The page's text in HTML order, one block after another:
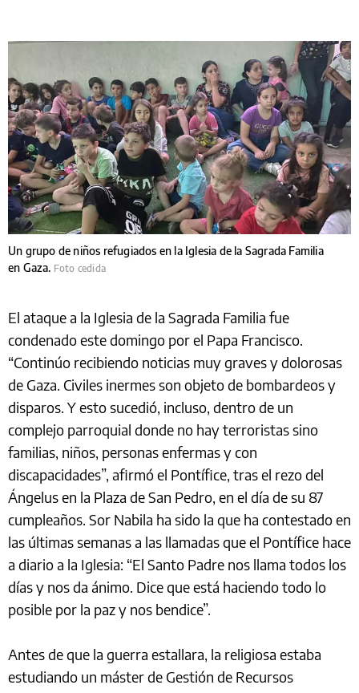
Un grupo de niños refugiados en la Iglesia de la Sagrada Familia
en Gaza. Foto cedida
El ataque a la Iglesia de la Sagrada Familia fue
condenado este domingo por el Papa Francisco.
“Continúo recibiendo noticias muy graves y dolorosas
de Gaza. Civiles inermes son objeto de bombardeos y
disparos. Y esto sucedió, incluso, dentro de un
complejo parroquial donde no hay terroristas sino
familias, niños, personas enfermas y con
discapacidades”, afirmó el Pontífice, tras el rezo del
Ángelus en la Plaza de San Pedro, en el día de su 87
cumpleaños. Sor Nabila ha sido la que ha contestado en
las últimas semanas a las llamadas que el Pontífice hace
a diario a la Iglesia: “El Santo Padre nos llama todos los
días y nos da ánimo. Dice que está haciendo todo lo
posible por la paz y nos bendice”.
Antes de que la guerra estallara, la religiosa estaba
estudiando un máster de Gestión de Recursos